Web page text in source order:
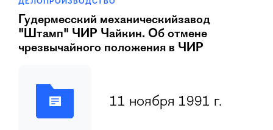
ДЕЛОПРОИЗВОДСТВО
Гудеpмесский механическийзавод
"Штамп" ЧИР Чайкин. Об отмене
чрезвычайного положения в ЧИР
11 ноября 1991 г.